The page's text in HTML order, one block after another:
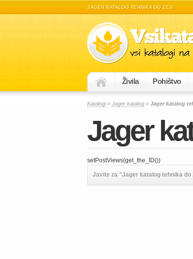
JAGER KATALOG TEHNIKA DO 21.5.
Živila Pohištvo
Katalogi» Jager katalog » Jager katalog
Jager
setPostViews(get_the_ID())
Javite za "Jager katalog tehnika do